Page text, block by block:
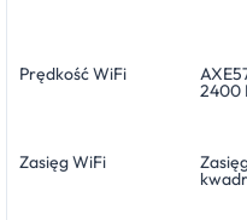
Prędkość WiFi
2400
Zasięg WiFi